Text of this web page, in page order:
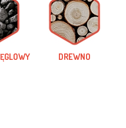
DREWNO